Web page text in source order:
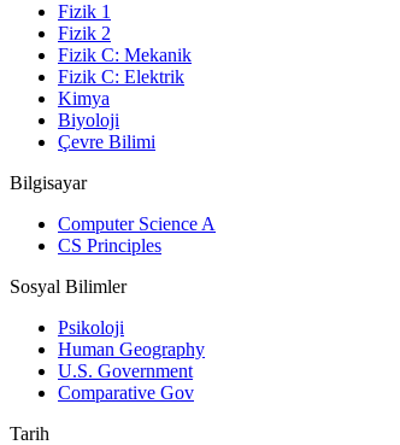
Fizik 1
Fizik 2
Fizik C: Mekanik
Fizik C: Elektrik
Kimya
Biyoloji
Çevre Bilimi
Bilgisayar
Computer Science A
CS Principles
Sosyal Bilimler
Psikoloji
Human Geography
U.S. Government
Comparative Gov
Tarih